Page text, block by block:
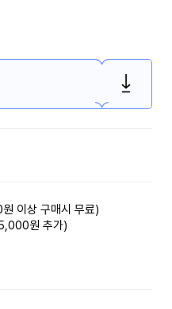
이상 구매시 무료)
원 추가)